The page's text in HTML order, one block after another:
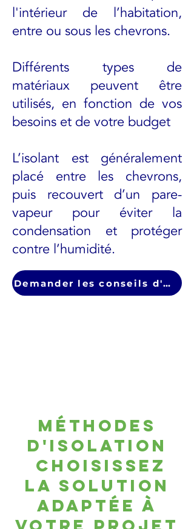
l'intérieur de l’habitation,
entre ou sous les chevrons.
Différents types de
matériaux peuvent être
utilisés, en fonction de vos
besoins et de votre budget
L’isolant est généralement
placé entre les chevrons,
puis recouvert d’un pare-
vapeur pour éviter la
condensation et protéger
contre l’humidité.
Demander les conseils d'un expert
Méthodes
d'isolation
Choisissez
la solution
adaptée à